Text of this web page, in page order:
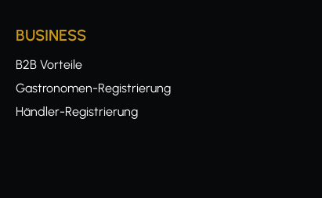
BUSINESS
B2B Vorteile
Gastronomen-Registrierung
Händler-Registrierung